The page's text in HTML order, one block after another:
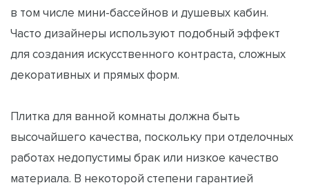
в том числе мини-бассейнов и душевых кабин.
Часто дизайнеры используют подобный эффект
для создания искусственного контраста, сложных
декоративных и прямых форм.
Плитка для ванной комнаты должна быть
высочайшего качества, поскольку при отделочных
работах недопустимы брак или низкое качество
материала. В некоторой степени гарантией